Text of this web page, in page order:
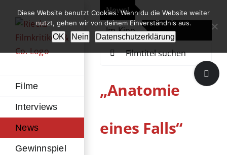
Inhalt
springen
Filme
Interviews
News
Gewinnspiel
News!
Im Kino
Die
„Anatomie
eines Falls“
Toggle
Sliding
Diese Website benutzt Cookies. Wenn du die Website weiter
nutzt, gehen wir von deinem Einverständnis aus.
OK Nein Datenschutzerklärung